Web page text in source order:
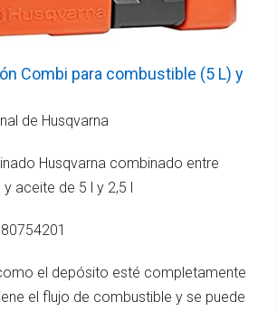
Combi para combustible (5 L) y
de Husqvarna
Husqvarna combinado entre
aceite de 5 l y 2,5 l
el depósito esté completamente
el flujo de combustible y se puede